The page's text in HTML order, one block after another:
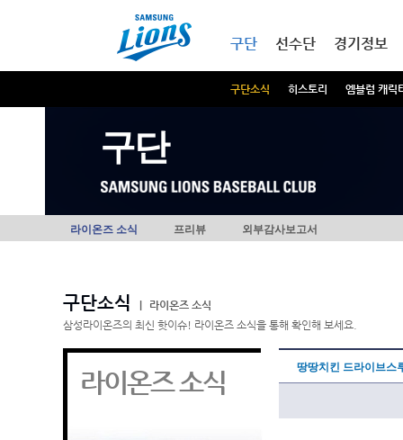
구단
구단소식 히스토리 엠블럼 캐릭
선수단 경기정보
구단
라이온즈 소식 프리뷰 외부감사보고서
구단소식
라이온즈 소식
삼성라이온즈의 최신 핫이슈! 라이온즈 소식을 통해 확인해 보세요.
라이온즈 소식 땅땅치킨 드라이브스